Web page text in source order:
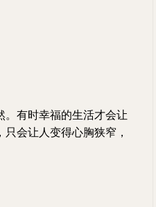
有时幸福的生活才会让
会让人变得心胸狭窄，